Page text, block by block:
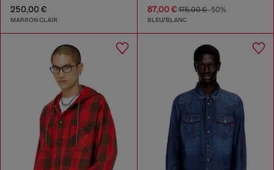
250,00 €
MARRON CLAIR
87,00 €175,00 €-50%
BLEU/BLANC